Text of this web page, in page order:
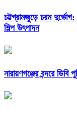
চট্টগ্রামজুড়ে চরম
শিল্প উৎপাদন
নারায়ণগঞ্জের বন্দরে